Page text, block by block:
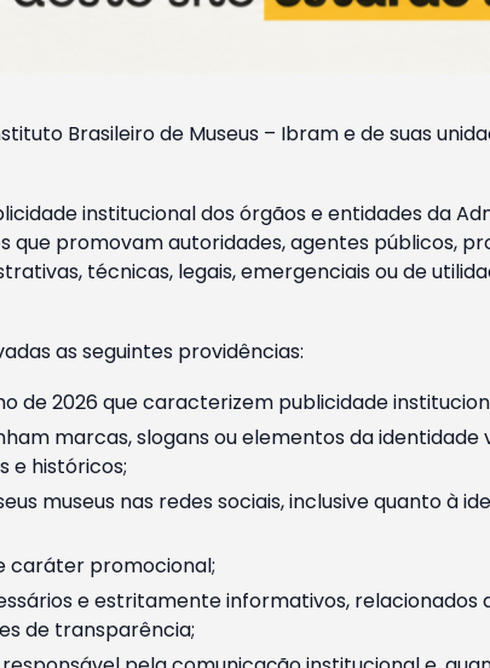
Brasileiro de Museus – Ibram e de suas
institucional dos órgãos e entidades da
promovam autoridades, agentes públicos,
técnicas, legais, emergenciais ou de
as seguintes providências:
2026 que caracterizem publicidade
marcas, slogans ou elementos da identidade
e históricos;
museus nas redes sociais, inclusive quanto à
caráter promocional;
e estritamente informativos, relacionados
de transparência;